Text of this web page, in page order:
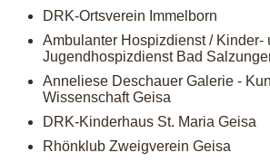
DRK-Ortsverein Immelborn
Ambulanter Hospizdienst / Kinder-
Jugendhospizdienst Bad
Anneliese Deschauer Galerie -
Wissenschaft Geisa
DRK-Kinderhaus St. Maria Geisa
Rhönklub Zweigverein Geisa